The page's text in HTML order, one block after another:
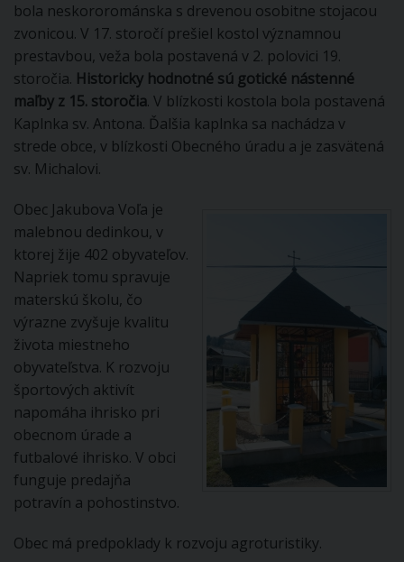
bola neskororománska s drevenou osobitne stojacou
zvonicou. V 17. storočí prešiel kostol významnou
prestavbou, veža bola postavená v 2. polovici 19.
storočia. Historicky hodnotné sú gotické nástenné
maľby z 15. storočia. V blízkosti kostola bola postavená
Kaplnka sv. Antona. Ďalšia kaplnka sa nachádza v
strede obce, v blízkosti Obecného úradu a je zasvätená
sv. Michalovi.
Obec Jakubova Voľa je
malebnou dedinkou, v
ktorej žije 402 obyvateľov.
Napriek tomu spravuje
materskú školu, čo
výrazne zvyšuje kvalitu
života miestneho
obyvateľstva. K rozvoju
športových aktivít
napomáha ihrisko pri
obecnom úrade a
futbalové ihrisko. V obci
funguje predajňa
potravín a pohostinstvo.
Obec má predpoklady k rozvoju agroturistiky.